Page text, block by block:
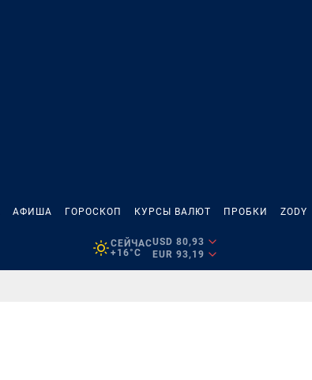
АФИША ГОРОСКОП КУРСЫ ВАЛЮТ ПРОБКИ ZODY
СЕЙЧАС
+16°C
USD 80,93
EUR 93,19